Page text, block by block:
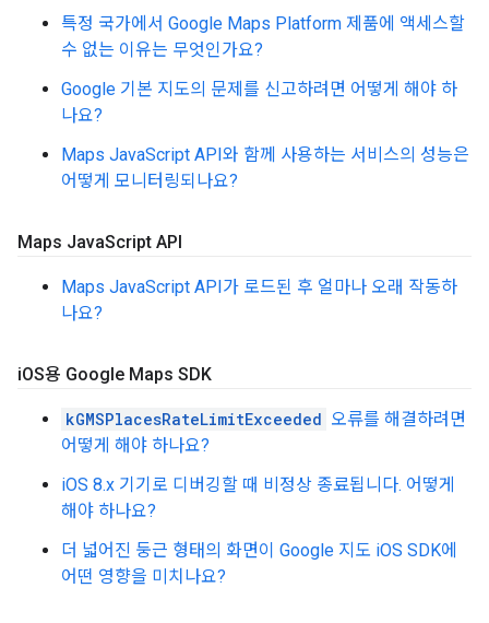
특정 국가에서 Google Maps Platform 제품에 액세스할
수 없는 이유는 무엇인가요?
Google 기본 지도의 문제를 신고하려면 어떻게 해야 하
나요?
Maps JavaScript API와 함께 사용하는 서비스의 성능은
어떻게 모니터링되나요?
Maps JavaScript API
Maps JavaScript API가 로드된 후 얼마나 오래 작동하
나요?
iOS용 Google Maps SDK
kGMSPlacesRateLimitExceeded 오류를 해결하려면
어떻게 해야 하나요?
iOS 8.x 기기로 디버깅할 때 비정상 종료됩니다. 어떻게
해야 하나요?
더 넓어진 둥근 형태의 화면이 Google 지도 iOS SDK에
어떤 영향을 미치나요?